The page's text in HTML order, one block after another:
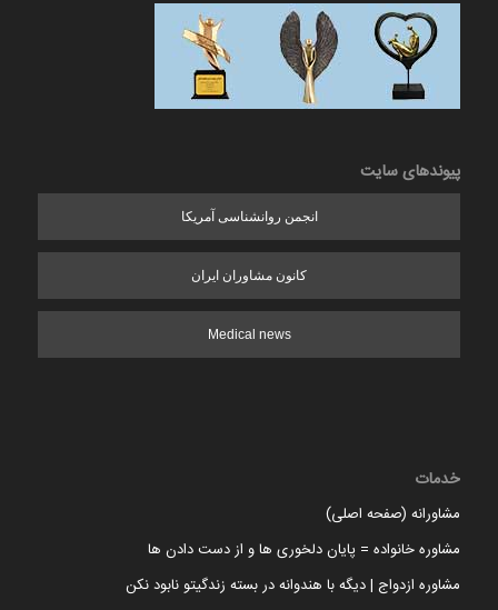
پیوندهای سایت
انجمن روانشناسی آمریکا
کانون مشاوران ایران
Medical news
خدمات
مشاورانه (صفحه اصلی)
مشاوره خانواده = پایان دلخوری ها و از دست دادن ها
مشاوره ازدواج | دیگه با هندوانه در بسته زندگیتو نابود نکن